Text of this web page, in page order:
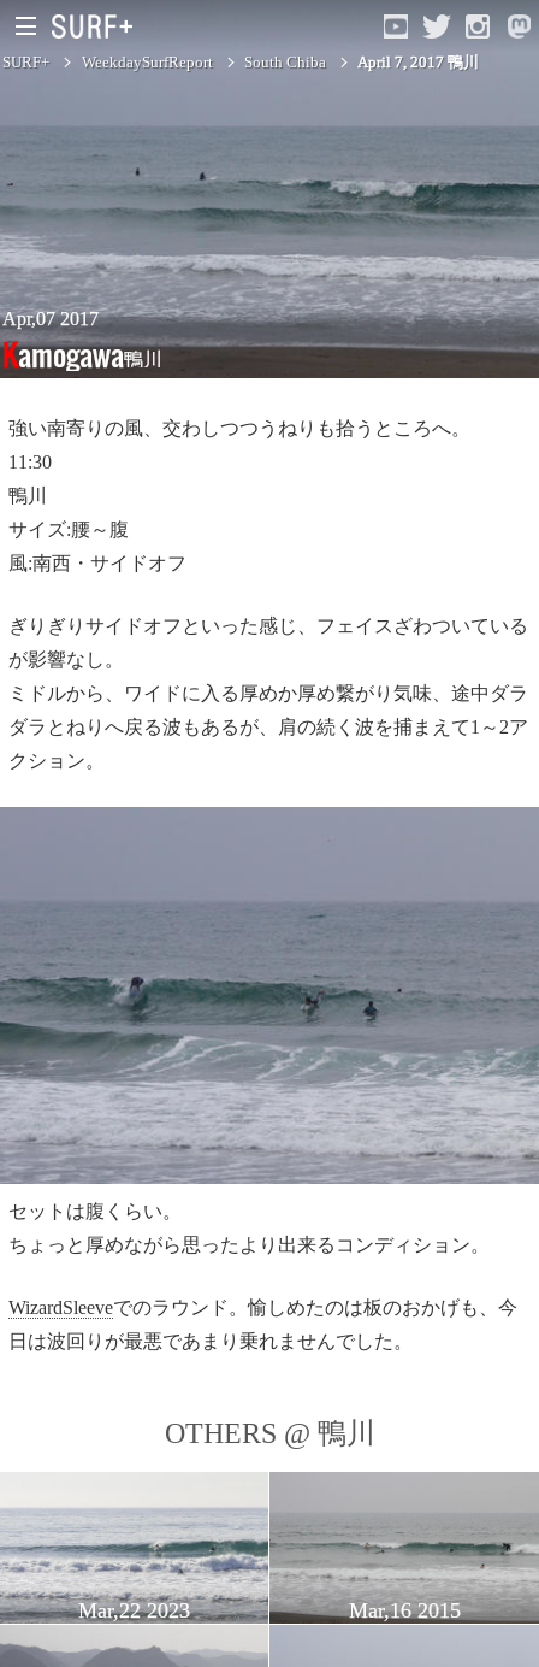
South Ibaraki
North Chiba
South Chiba
Unusually
Video Logs
SURF+ WeekdaySurfReport South Chiba April 7, 2017 鴨川
Apr,07 2017
Kamogawa鴨川
強い南寄りの風、交わしつつうねりも拾うところへ。
11:30
鴨川
サイズ:腰～腹
風:南西・サイドオフ
ぎりぎりサイドオフといった感じ、フェイスざわついている
が影響なし。
ミドルから、ワイドに入る厚めか厚め繋がり気味、途中ダラ
ダラとねりへ戻る波もあるが、肩の続く波を捕まえて1～2ア
クション。
セットは腹くらい。
ちょっと厚めながら思ったより出来るコンディション。
WizardSleeveでのラウンド。愉しめたのは板のおかげも、今
日は波回りが最悪であまり乗れませんでした。
OTHERS @ 鴨川
Mar,22 2023 Mar,16 2015